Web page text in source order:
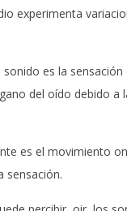
experimenta
es la sensación
del oído debido a
es el movimiento
sensación.